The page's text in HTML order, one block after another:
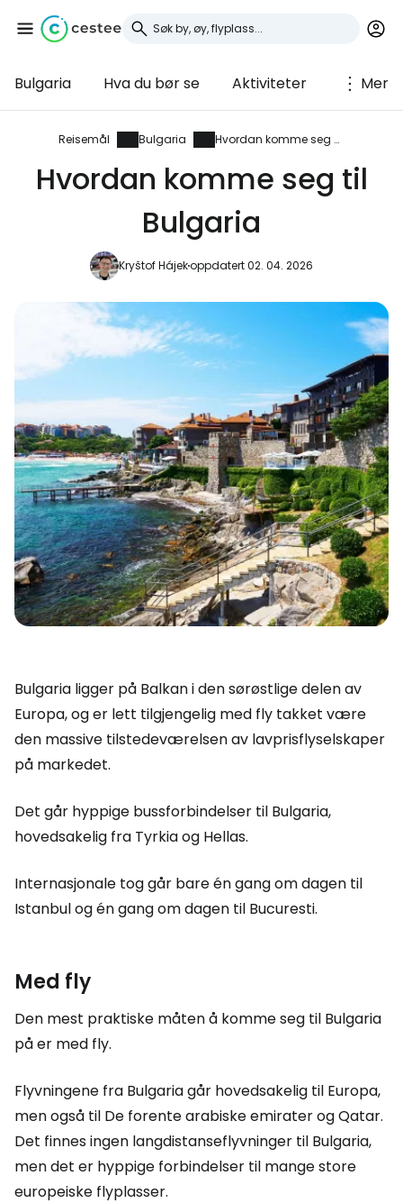
Bulgaria Hva du bør se Aktiviteter Mer
Reisemål Bulgaria Hvordan komme seg dit
Hvordan komme seg til
Bulgaria
Kryštof Hájekoppdatert 02. 04. 2026
Bulgaria ligger på Balkan i den sørøstlige delen av
Europa, og er lett tilgjengelig med fly takket være
den massive tilstedeværelsen av lavprisflyselskaper
på markedet.
Det går hyppige bussforbindelser til Bulgaria,
hovedsakelig fra Tyrkia og Hellas.
Internasjonale tog går bare én gang om dagen til
Istanbul og én gang om dagen til Bucuresti.
Med fly
Den mest praktiske måten å komme seg til Bulgaria
på er med fly.
Flyvningene fra Bulgaria går hovedsakelig til Europa,
men også til De forente arabiske emirater og Qatar.
Det finnes ingen langdistanseflyvninger til Bulgaria,
men det er hyppige forbindelser til mange store
europeiske flyplasser.
Logg inn på Cestee
... det verdensomspennende
Fortsett med Google
Fortsett med e-post